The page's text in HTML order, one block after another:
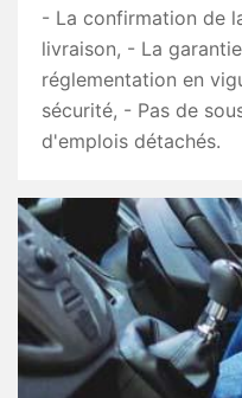
- La confirmation de
livraison, - La
réglementation en
sécurité, - Pas de
d'emplois détachés.